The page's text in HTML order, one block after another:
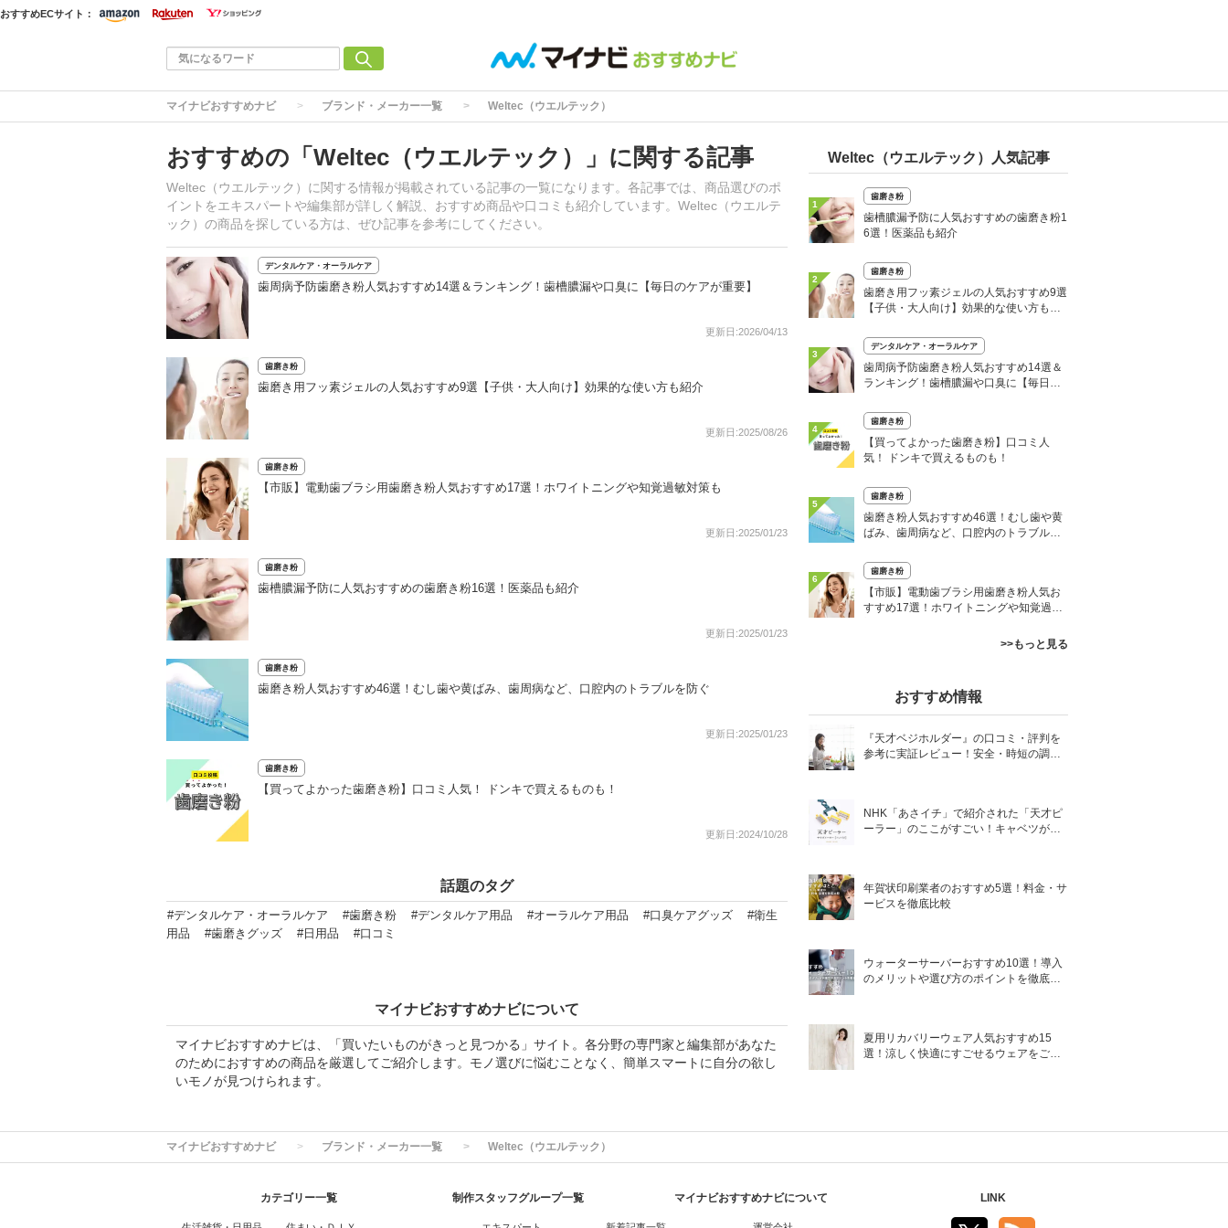
おすすめECサイト：
マイナビおすすめナビ ブランド・メーカー一覧 Weltec（ウエルテック）
おすすめの「Weltec（ウエルテック）」に関する記事
Weltec（ウエルテック）に関する情報が掲載されている記事の一覧になります。各記事では、商品選びのポ
イントをエキスパートや編集部が詳しく解説、おすすめ商品や口コミも紹介しています。Weltec（ウエルテ
ック）の商品を探している方は、ぜひ記事を参考にしてください。
デンタルケア・オーラルケア
歯周病予防歯磨き粉人気おすすめ14選＆ランキング！歯槽膿漏や口臭に【毎日のケアが重要】
更新日:2026/04/13
歯磨き粉
歯磨き用フッ素ジェルの人気おすすめ9選【子供・大人向け】効果的な使い方も紹介
更新日:2025/08/26
歯磨き粉
【市販】電動歯ブラシ用歯磨き粉人気おすすめ17選！ホワイトニングや知覚過敏対策も
更新日:2025/01/23
歯磨き粉
歯槽膿漏予防に人気おすすめの歯磨き粉16選！医薬品も紹介
更新日:2025/01/23
歯磨き粉
歯磨き粉人気おすすめ46選！むし歯や黄ばみ、歯周病など、口腔内のトラブルを防ぐ
更新日:2025/01/23
歯磨き粉
【買ってよかった歯磨き粉】口コミ人気！ ドンキで買えるものも！
更新日:2024/10/28
話題のタグ
#デンタルケア・オーラルケア #歯磨き粉 #デンタルケア用品 #オーラルケア用品 #口臭ケアグッズ
#衛生
用品
#歯磨きグッズ #日用品 #口コミ
マイナビおすすめナビについて
マイナビおすすめナビは、「買いたいものがきっと見つかる」サイト。各分野の専門家と編集部があなた
のためにおすすめの商品を厳選してご紹介します。モノ選びに悩むことなく、簡単スマートに自分の欲し
いモノが見つけられます。
Weltec（ウエルテック）人気記事
1
歯磨き粉
歯槽膿漏予防に人気おすすめの歯磨き粉1
6選！医薬品も紹介
2
歯磨き粉
歯磨き用フッ素ジェルの人気おすすめ9選
【子供・大人向け】効果的な使い方も紹
3
デンタルケア・オーラルケア
歯周病予防歯磨き粉人気おすすめ14選＆
ランキング！歯槽膿漏や口臭に【毎日の
4
歯磨き粉
【買ってよかった歯磨き粉】口コミ人
気！ ドンキで買えるものも！
5
歯磨き粉
歯磨き粉人気おすすめ46選！むし歯や黄
ばみ、歯周病など、口腔内のトラブルを
6
歯磨き粉
【市販】電動歯ブラシ用歯磨き粉人気お
すすめ17選！ホワイトニングや知覚過敏
>>もっと見る
おすすめ情報
『天才ベジホルダー』の口コミ・評判を
参考に実証レビュー！安全・時短の調理
NHK「あさイチ」で紹介された「天才ピ
ーラー」のここがすごい！キャベツがほ
年賀状印刷業者のおすすめ5選！料金・サ
ービスを徹底比較
ウォーターサーバーおすすめ10選！導入
のメリットや選び方のポイントを徹底解
夏用リカバリーウェア人気おすすめ15
選！涼しく快適にすごせるウェアをご紹
マイナビおすすめナビ ブランド・メーカー一覧 Weltec（ウエルテック）
カテゴリー一覧 制作スタッフグループ一覧 マイナビおすすめナビについて LINK